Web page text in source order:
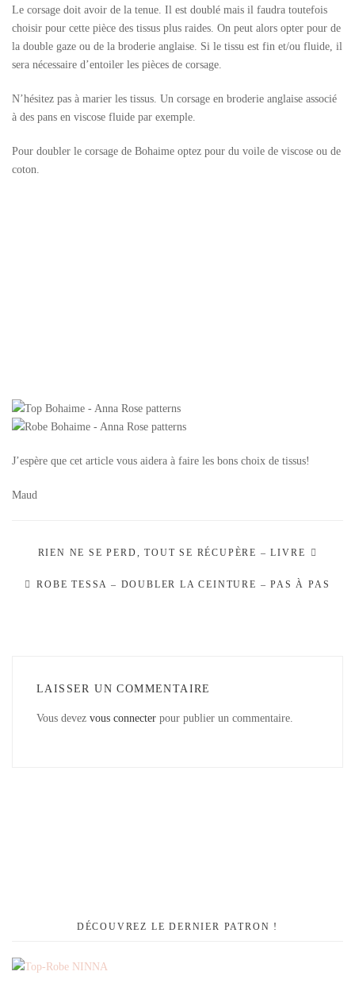
Le corsage doit avoir de la tenue. Il est doublé mais il faudra toutefois
choisir pour cette pièce des tissus plus raides. On peut alors opter pour de
la double gaze ou de la broderie anglaise. Si le tissu est fin et/ou fluide, il
sera nécessaire d’entoiler les pièces de corsage.
N’hésitez pas à marier les tissus. Un corsage en broderie anglaise associé
à des pans en viscose fluide par exemple.
Pour doubler le corsage de Bohaime optez pour du voile de viscose ou de
coton.
J’espère que cet article vous aidera à faire les bons choix de tissus!
Maud
RIEN NE SE PERD, TOUT SE RÉCUPÈRE – LIVRE
ROBE TESSA – DOUBLER LA CEINTURE – PAS À PAS
LAISSER UN COMMENTAIRE
Vous devez vous connecter pour publier un commentaire.
DÉCOUVREZ LE DERNIER PATRON !